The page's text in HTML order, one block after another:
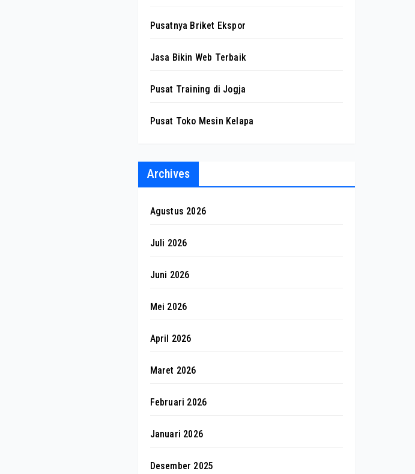
Pusatnya Briket Ekspor
Jasa Bikin Web Terbaik
Pusat Training di Jogja
Pusat Toko Mesin Kelapa
Archives
Agustus 2026
Juli 2026
Juni 2026
Mei 2026
April 2026
Maret 2026
Februari 2026
Januari 2026
Desember 2025